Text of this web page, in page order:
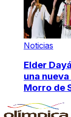
Noticias
Elder
una
Morro de